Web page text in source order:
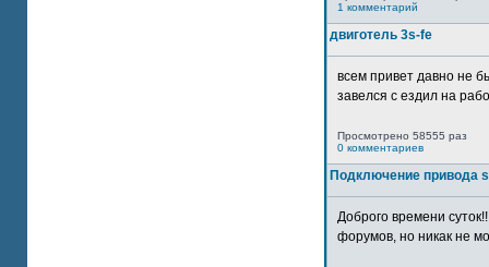
1 комментарий
двиготель 3s-fe
всем привет давно не
завелся с ездил на
Просмотрено 58555 раз
0 комментариев
Подключение привода
Доброго времени
форумов, но никак не